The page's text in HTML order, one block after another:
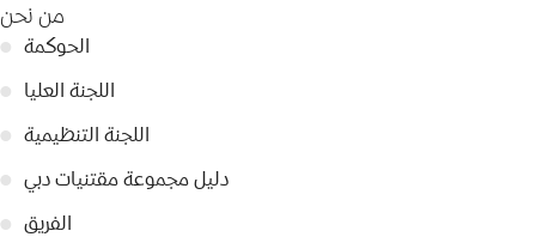
من نحن
● الحوكمة
● اللجنة العليا
● اللجنة التنظيمية
● دليل مجموعة مقتنيات دبي
● الفريق